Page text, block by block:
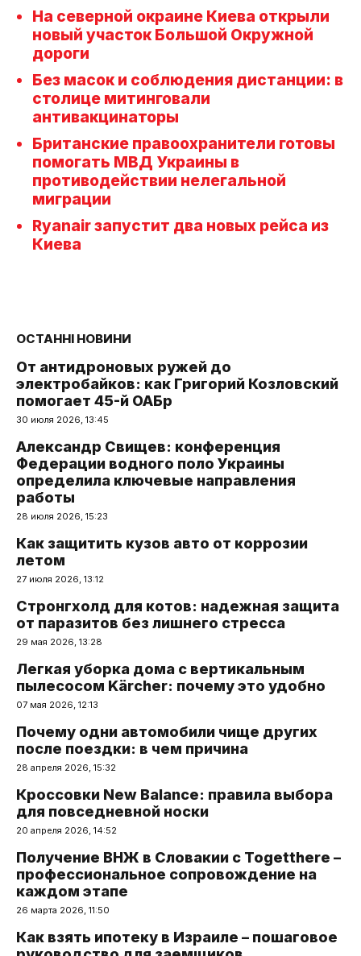
На северной окраине Киева открыли
новый участок Большой Окружной
дороги
Без масок и соблюдения дистанции: в
столице митинговали
антивакцинаторы
Британские правоохранители готовы
помогать МВД Украины в
противодействии нелегальной
миграции
Ryanair запустит два новых рейса из
Киева
ОСТАННІ НОВИНИ
От антидроновых ружей до
электробайков: как Григорий Козловский
помогает 45-й ОАБр
30 июля 2026, 13:45
Александр Свищев: конференция
Федерации водного поло Украины
определила ключевые направления
работы
28 июля 2026, 15:23
Как защитить кузов авто от коррозии
летом
27 июля 2026, 13:12
Стронгхолд для котов: надежная защита
от паразитов без лишнего стресса
29 мая 2026, 13:28
Легкая уборка дома с вертикальным
пылесосом Kärcher: почему это удобно
07 мая 2026, 12:13
Почему одни автомобили чище других
после поездки: в чем причина
28 апреля 2026, 15:32
Кроссовки New Balance: правила выбора
для повседневной носки
20 апреля 2026, 14:52
Получение ВНЖ в Словакии с Togetthere –
профессиональное сопровождение на
каждом этапе
26 марта 2026, 11:50
Как взять ипотеку в Израиле – пошаговое